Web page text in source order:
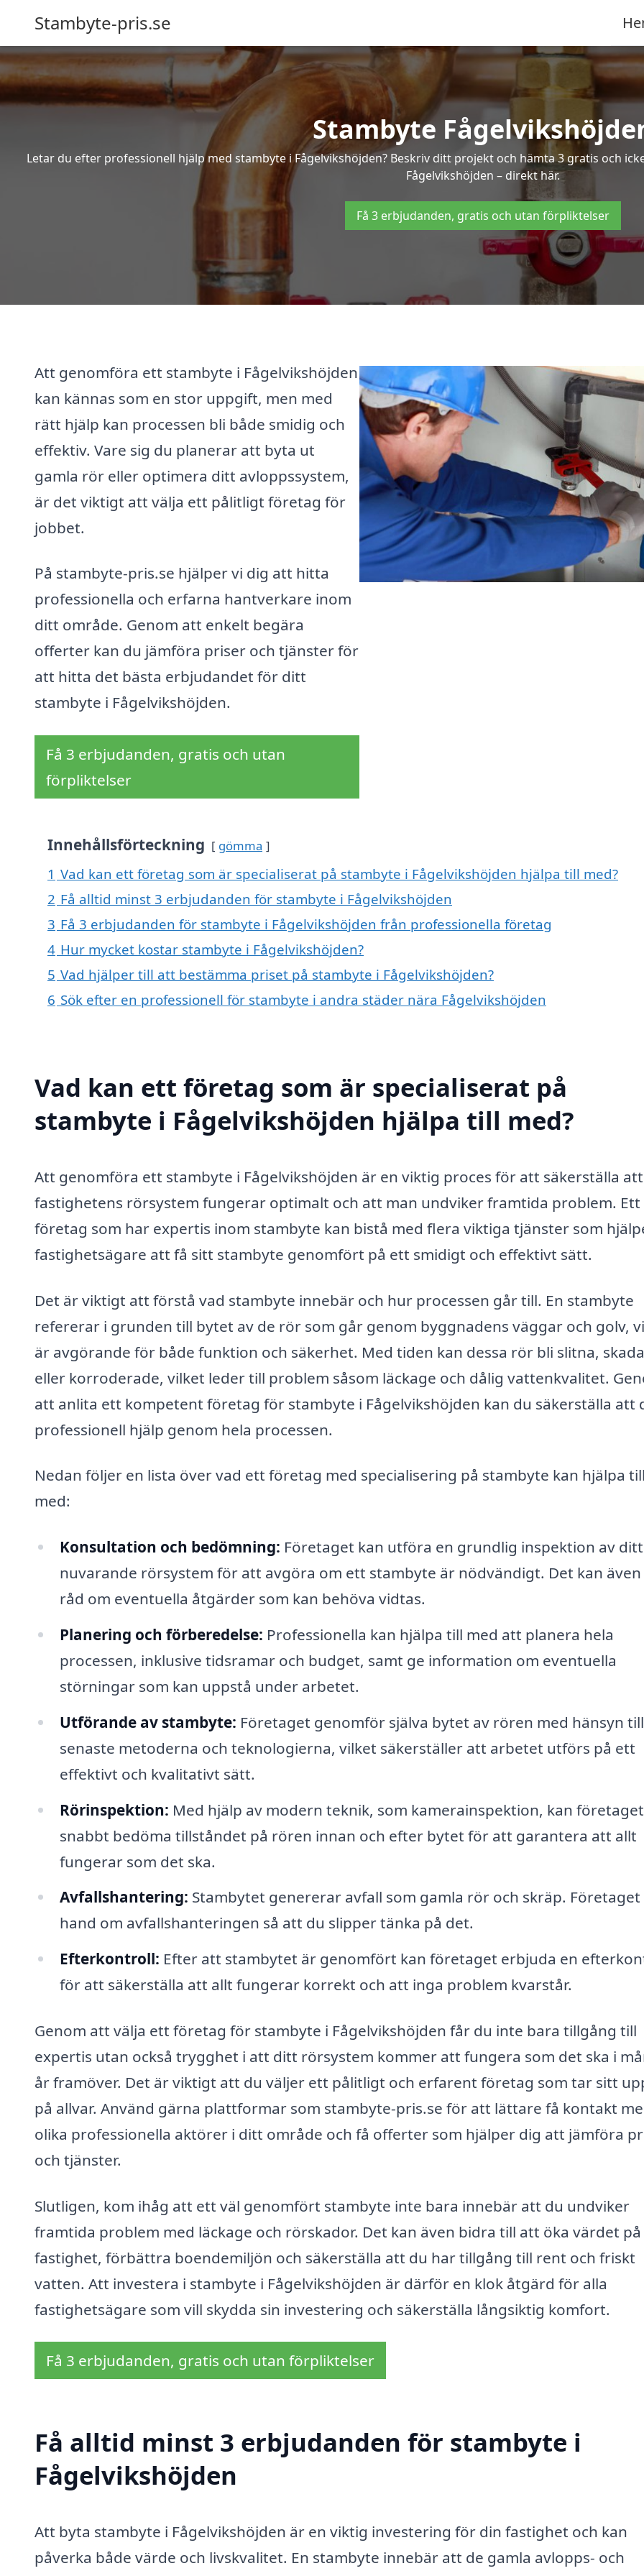
Stambyte-pris.se
Stambyte
Letar du efter professionell hjälp med stambyte i Fågelvikshöjden? Beskriv ditt projekt och hämta 3 gratis och
Fågelvikshöjden – direkt här.
Få 3 erbjudanden, gratis och utan förpliktelser
Att genomföra ett stambyte i Fågelvikshöjden
kan kännas som en stor uppgift, men med
rätt hjälp kan processen bli både smidig och
effektiv. Vare sig du planerar att byta ut
gamla rör eller optimera ditt avloppssystem,
är det viktigt att välja ett pålitligt företag för
jobbet.
På stambyte-pris.se hjälper vi dig att hitta
professionella och erfarna hantverkare inom
ditt område. Genom att enkelt begära
offerter kan du jämföra priser och tjänster för
att hitta det bästa erbjudandet för ditt
stambyte i Fågelvikshöjden.
Få 3 erbjudanden, gratis och utan
förpliktelser
Innehållsförteckning gömma
1 Vad kan ett företag som är specialiserat på stambyte i Fågelvikshöjden hjälpa till med?
2 Få alltid minst 3 erbjudanden för stambyte i Fågelvikshöjden
3 Få 3 erbjudanden för stambyte i Fågelvikshöjden från professionella företag
4 Hur mycket kostar stambyte i Fågelvikshöjden?
5 Vad hjälper till att bestämma priset på stambyte i Fågelvikshöjden?
6 Sök efter en professionell för stambyte i andra städer nära Fågelvikshöjden
Vad kan ett företag som är specialiserat på
stambyte i Fågelvikshöjden hjälpa till med?
Att genomföra ett stambyte i Fågelvikshöjden är en viktig proces för att säkerställa att
fastighetens rörsystem fungerar optimalt och att man undviker framtida problem. Ett
företag som har expertis inom stambyte kan bistå med flera viktiga tjänster som
fastighetsägare att få sitt stambyte genomfört på ett smidigt och effektivt sätt.
Det är viktigt att förstå vad stambyte innebär och hur processen går till. En stambyte
refererar i grunden till bytet av de rör som går genom byggnadens väggar och golv,
är avgörande för både funktion och säkerhet. Med tiden kan dessa rör bli slitna,
eller korroderade, vilket leder till problem såsom läckage och dålig vattenkvalitet.
att anlita ett kompetent företag för stambyte i Fågelvikshöjden kan du säkerställa att
professionell hjälp genom hela processen.
Nedan följer en lista över vad ett företag med specialisering på stambyte kan hjälpa
med:
Konsultation och bedömning: Företaget kan utföra en grundlig inspektion av ditt
nuvarande rörsystem för att avgöra om ett stambyte är nödvändigt. Det kan även
råd om eventuella åtgärder som kan behöva vidtas.
Planering och förberedelse: Professionella kan hjälpa till med att planera hela
processen, inklusive tidsramar och budget, samt ge information om eventuella
störningar som kan uppstå under arbetet.
Utförande av stambyte: Företaget genomför själva bytet av rören med hänsyn
senaste metoderna och teknologierna, vilket säkerställer att arbetet utförs på ett
effektivt och kvalitativt sätt.
Rörinspektion: Med hjälp av modern teknik, som kamerainspektion, kan företaget
snabbt bedöma tillståndet på rören innan och efter bytet för att garantera att allt
fungerar som det ska.
Avfallshantering: Stambytet genererar avfall som gamla rör och skräp.
hand om avfallshanteringen så att du slipper tänka på det.
Efterkontroll: Efter att stambytet är genomfört kan företaget erbjuda en
för att säkerställa att allt fungerar korrekt och att inga problem kvarstår.
Genom att välja ett företag för stambyte i Fågelvikshöjden får du inte bara tillgång till
expertis utan också trygghet i att ditt rörsystem kommer att fungera som det ska i
år framöver. Det är viktigt att du väljer ett pålitligt och erfarent företag som tar sitt
på allvar. Använd gärna plattformar som stambyte-pris.se för att lättare få kontakt
olika professionella aktörer i ditt område och få offerter som hjälper dig att jämföra
och tjänster.
Slutligen, kom ihåg att ett väl genomfört stambyte inte bara innebär att du undviker
framtida problem med läckage och rörskador. Det kan även bidra till att öka värdet
fastighet, förbättra boendemiljön och säkerställa att du har tillgång till rent och friskt
vatten. Att investera i stambyte i Fågelvikshöjden är därför en klok åtgärd för alla
fastighetsägare som vill skydda sin investering och säkerställa långsiktig komfort.
Få 3 erbjudanden, gratis och utan förpliktelser
Få alltid minst 3 erbjudanden för stambyte i
Fågelvikshöjden
Att byta stambyte i Fågelvikshöjden är en viktig investering för din fastighet och kan
påverka både värde och livskvalitet. En stambyte innebär att de gamla avlopps- och